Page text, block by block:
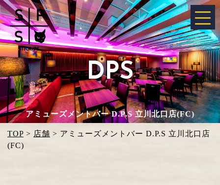
DPS
アミューズメントバー D.P.S 立川北口店(FC)
TOP > 店舗 > アミューズメントバー D.P.S 立川北口店
(FC)